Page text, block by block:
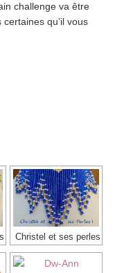
challenge va être
qu’il vous
Christel et ses perles